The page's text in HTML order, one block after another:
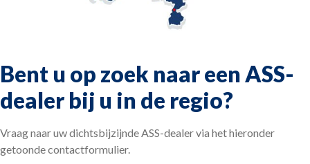
Bent u op zoek naar een ASS-
dealer bij u in de regio?
Vraag naar uw dichtsbijzijnde ASS-dealer via het hieronder
getoonde contactformulier.